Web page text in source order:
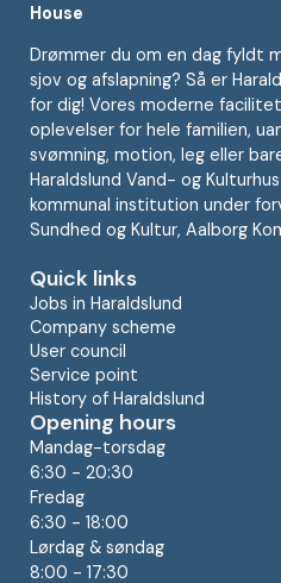
House
Drømmer du om en dag fyldt
sjov og afslapning? Så er
for dig! Vores moderne
oplevelser for hele familien,
svømning, motion, leg eller
Haraldslund Vand- og
kommunal institution under
Sundhed og Kultur, Aalborg
Quick links
Jobs in Haraldslund
Company scheme
User council
Service point
History of Haraldslund
Opening hours
Mandag-torsdag
6:30 - 20:30
Fredag
6:30 - 18:00
Lørdag & søndag
8:00 - 17:30